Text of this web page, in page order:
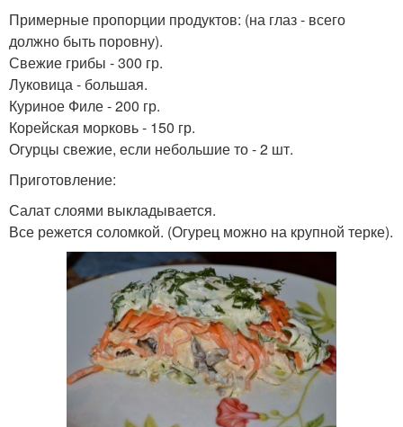
Примерные пропорции продуктов: (на глаз - всего
должно быть поровну).
Свежие грибы - 300 гр.
Луковица - большая.
Куриное Филе - 200 гр.
Корейская морковь - 150 гр.
Огурцы свежие, если небольшие то - 2 шт.
Приготовление:
Салат слоями выкладывается.
Все режется соломкой. (Огурец можно на крупной терке).